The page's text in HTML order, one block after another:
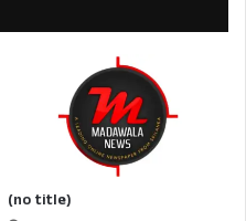
(no title)